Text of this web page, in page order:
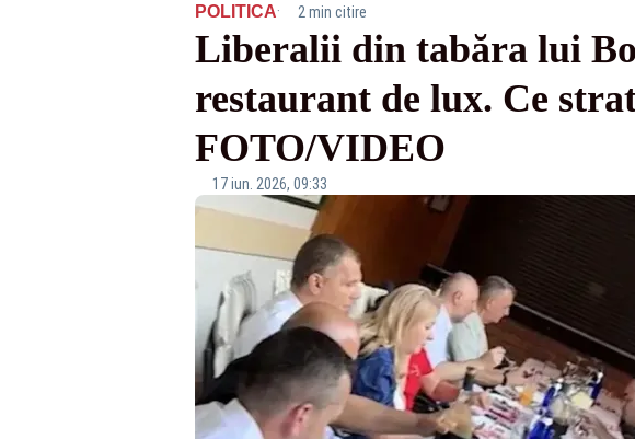
POLITICA· 2 min citire
Liberalii din tabăra lui
restaurant de lux. Ce
FOTO/VIDEO
17 iun. 2026, 09:33